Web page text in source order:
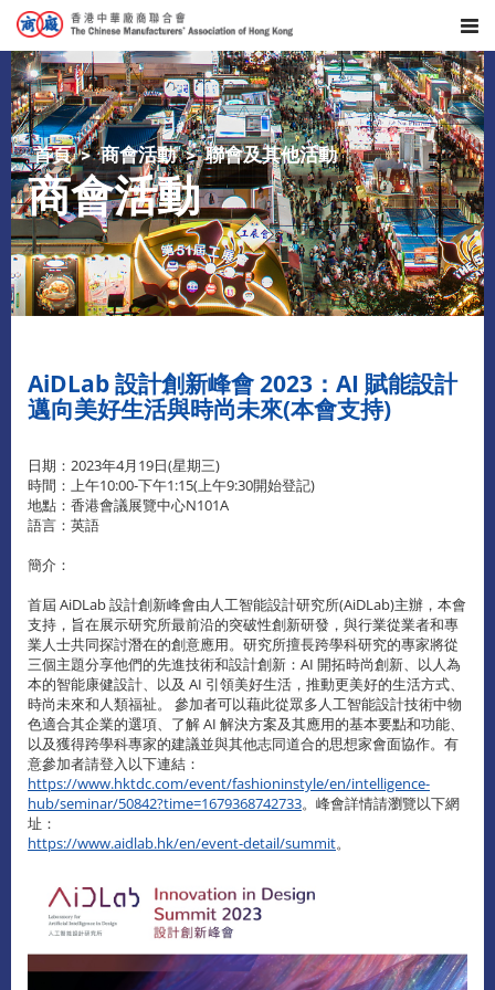
首頁 商會活動 聯會及其他活動
商會活動
AiDLab 設計創新峰會 2023：AI 賦能設計
邁向美好生活與時尚未來(本會支持)
日期：2023年4月19日(星期三)
時間：上午10:00-下午1:15(上午9:30開始登記)
地點：香港會議展覽中心N101A
語言：英語
簡介：
首屆 AiDLab 設計創新峰會由人工智能設計研究所(AiDLab)主辦，本會
支持，旨在展示研究所最前沿的突破性創新研發，與行業從業者和專
業人士共同探討潛在的創意應用。研究所擅長跨學科研究的專家將從
三個主題分享他們的先進技術和設計創新：AI 開拓時尚創新、以人為
本的智能康健設計、以及 AI 引領美好生活，推動更美好的生活方式、
時尚未來和人類福祉。 參加者可以藉此從眾多人工智能設計技術中物
色適合其企業的選項、了解 AI 解決方案及其應用的基本要點和功能、
以及獲得跨學科專家的建議並與其他志同道合的思想家會面協作。有
意參加者請登入以下連結：
https://www.hktdc.com/event/fashioninstyle/en/intelligence-
hub/seminar/50842?time=1679368742733。峰會詳情請瀏覽以下網
址：
https://www.aidlab.hk/en/event-detail/summit。